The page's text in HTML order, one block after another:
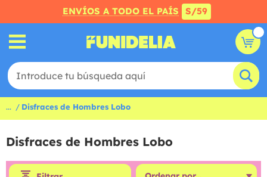
ENVÍOS A TODO EL PAÍS S/59
... Disfraces de Hombres Lobo
Disfraces de Hombres Lobo